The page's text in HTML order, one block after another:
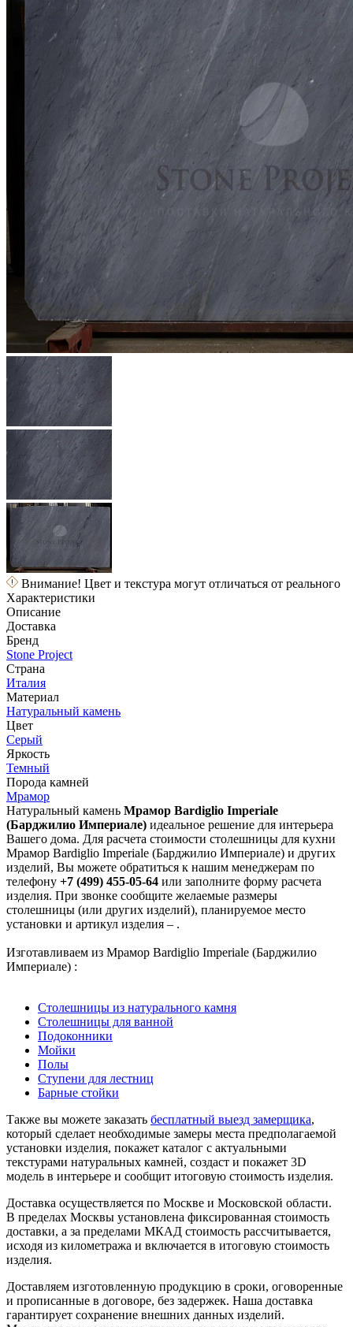
Внимание! Цвет и текстура могут отличаться от реального
Характеристики
Описание
Доставка
Бренд
Stone Project
Страна
Италия
Материал
Натуральный камень
Цвет
Серый
Яркость
Темный
Порода камней
Мрамор
Натуральный камень Мрамор Bardiglio Imperiale
(Барджилио Империале) идеальное решение для интерьера
Вашего дома. Для расчета стоимости столешницы для кухни
Мрамор Bardiglio Imperiale (Барджилио Империале) и других
изделий, Вы можете обратиться к нашим менеджерам по
телефону +7 (499) 455-05-64 или заполните форму расчета
изделия. При звонке сообщите желаемые размеры
столешницы (или других изделий), планируемое место
установки и артикул изделия – .
Изготавливаем из Мрамор Bardiglio Imperiale (Барджилио
Империале) :
Столешницы из натурального камня
Столешницы для ванной
Подоконники
Мойки
Полы
Ступени для лестниц
Барные стойки
Также вы можете заказать бесплатный выезд замерщика,
который сделает необходимые замеры места предполагаемой
установки изделия, покажет каталог с актуальными
текстурами натуральных камней, создаст и покажет 3D
модель в интерьере и сообщит итоговую стоимость изделия.
Доставка осуществляется по Москве и Московской области.
В пределах Москвы установлена фиксированная стоимость
доставки, а за пределами МКАД стоимость рассчитывается,
исходя из километража и включается в итоговую стоимость
изделия.
Доставляем изготовленную продукцию в сроки, оговоренные
и прописанные в договоре, без задержек. Наша доставка
гарантирует сохранение внешних данных изделий.